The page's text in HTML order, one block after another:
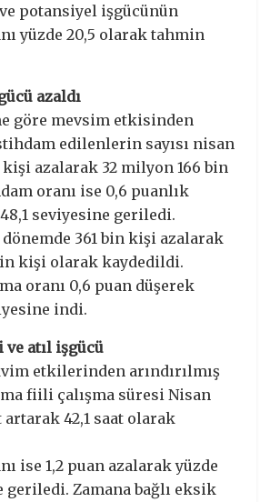
potansiyel işgücünün
yüzde 20,5 olarak tahmin
azaldı
göre mevsim etkisinden
edilenlerin sayısı nisan
kişi azalarak 32 milyon 166 bin
oranı ise 0,6 puanlık
seviyesine geriledi.
dönemde 361 bin kişi azalarak
kişi olarak kaydedildi.
oranı 0,6 puan düşerek
indi.
ve atıl işgücü
etkilerinden arındırılmış
fiili çalışma süresi Nisan
artarak 42,1 saat olarak
ise 1,2 puan azalarak yüzde
geriledi. Zamana bağlı eksik